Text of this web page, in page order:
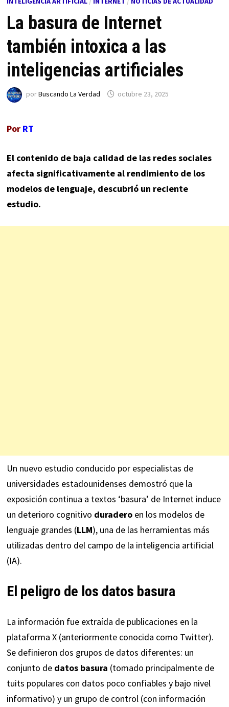
La basura de Internet
también intoxica a las
inteligencias artificiales
porBuscando La Verdad octubre 23, 2025
Por RT
El contenido de baja calidad de las redes sociales
afecta significativamente al rendimiento de los
modelos de lenguaje, descubrió un reciente
estudio.
Un nuevo estudio conducido por especialistas de
universidades estadounidenses demostró que la
exposición continua a textos ‘basura’ de Internet induce
un deterioro cognitivo duraderoen los modelos de
lenguaje grandes (LLM), una de las herramientas más
utilizadas dentro del campo de la inteligencia artificial
(IA).
El peligro de los datos basura
La información fue extraída de publicaciones en la
plataforma X (anteriormente conocida como Twitter).
Se definieron dos grupos de datos diferentes: un
conjunto de datos basura (tomado principalmente de
tuits populares con datos poco confiables y bajo nivel
informativo) y un grupo de control (con información